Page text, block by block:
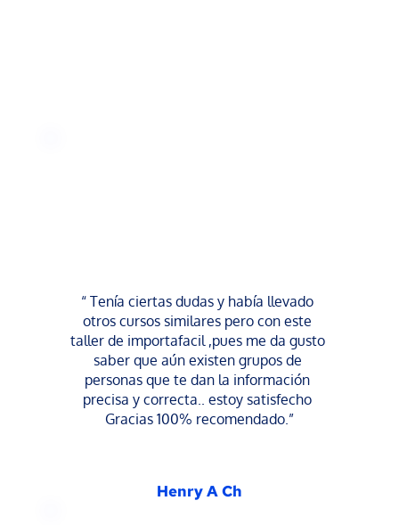
“ Tenía ciertas dudas y había llevado
otros cursos similares pero con este
taller de importafacil ,pues me da gusto
saber que aún existen grupos de
personas que te dan la información
precisa y correcta.. estoy satisfecho
Gracias 100% recomendado.”
Henry A Ch